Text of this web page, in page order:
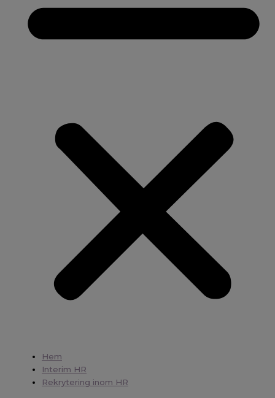
Hem
Interim HR
Rekrytering inom HR